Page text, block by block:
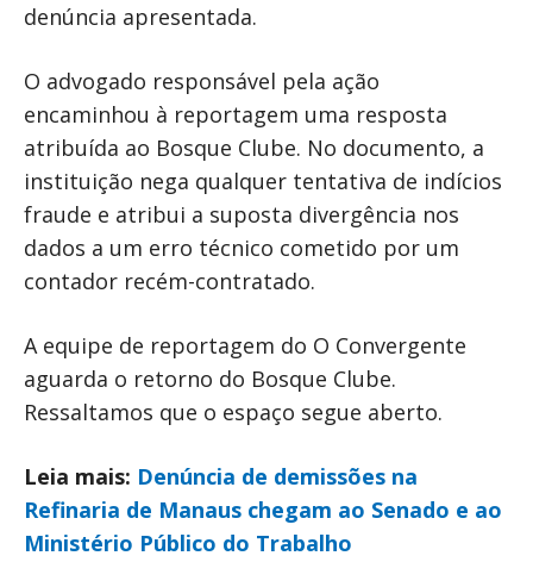
denúncia apresentada.
O advogado responsável pela ação
encaminhou à reportagem uma resposta
atribuída ao Bosque Clube. No documento, a
instituição nega qualquer tentativa de indícios
fraude e atribui a suposta divergência nos
dados a um erro técnico cometido por um
contador recém-contratado.
A equipe de reportagem do O Convergente
aguarda o retorno do Bosque Clube.
Ressaltamos que o espaço segue aberto.
Leia mais: Denúncia de demissões na
Refinaria de Manaus chegam ao Senado e ao
Ministério Público do Trabalho